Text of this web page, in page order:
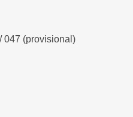
047 (provisional)